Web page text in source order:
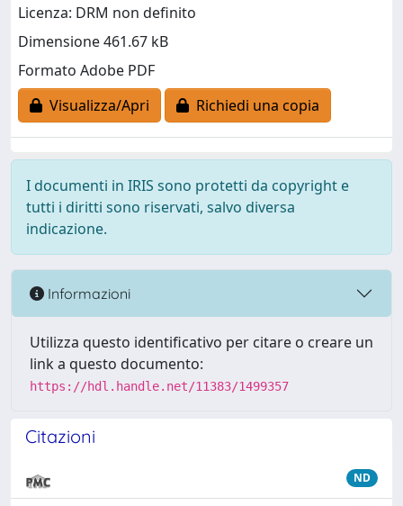
Licenza: DRM non definito
Dimensione 461.67 kB
Formato Adobe PDF
Visualizza/Apri
Richiedi una copia
I documenti in IRIS sono protetti da copyright e
tutti i diritti sono riservati, salvo diversa
indicazione.
Informazioni
Utilizza questo identificativo per citare o creare un
link a questo documento:
https://hdl.handle.net/11383/1499357
Citazioni
ND